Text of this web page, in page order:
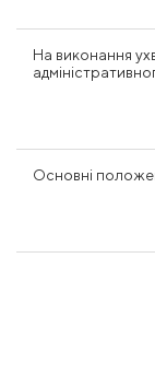
На виконання
Основні